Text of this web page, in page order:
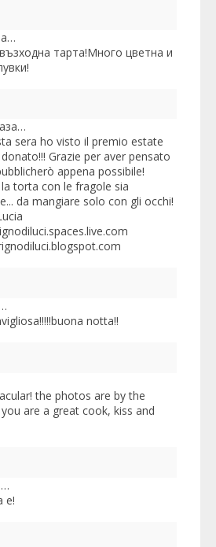
тарта!Много цветна и
sera ho visto il premio estate
Grazie per aver pensato
appena possibile!
torta con le fragole sia
da mangiare solo con gli occhi!
notta!!
the photos are by the
are a great cook, kiss and
е!